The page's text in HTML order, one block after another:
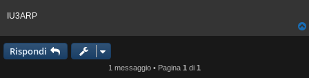
IU3ARP
Rispondi
1 messaggio • Pagina 1 di 1